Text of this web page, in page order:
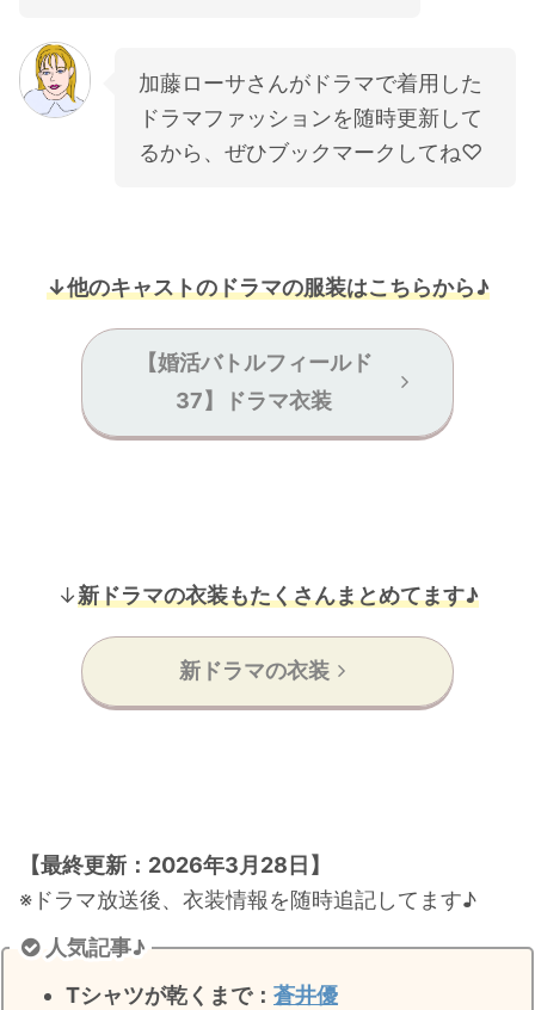
加藤ローサさんがドラマで着用した
ドラマファッションを随時更新して
るから、ぜひブックマークしてね♡
↓他のキャストのドラマの服装はこちらから♪
【婚活バトルフィールド
37】ドラマ衣装
↓新ドラマの衣装もたくさんまとめてます♪
新ドラマの衣装
【最終更新：2026年3月28日】
※ドラマ放送後、衣装情報を随時追記してます♪
人気記事♪
Tシャツが乾くまで： 蒼井優